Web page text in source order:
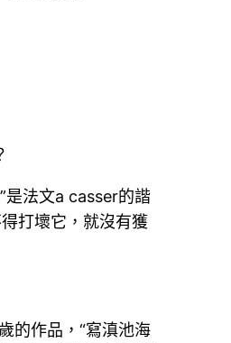
是法文a casser的諧
打壞它，就沒有獲
的作品，“寫滇池海